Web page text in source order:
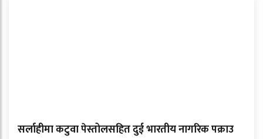
सर्लाहीमा कटुवा पेस्तोलसहित दुई भारतीय नागरिक पक्राउ